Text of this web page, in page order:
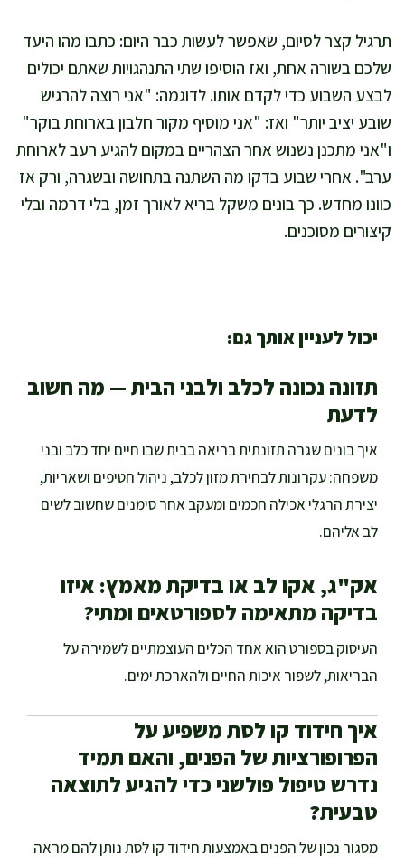
תרגיל קצר לסיום, שאפשר לעשות כבר היום: כתבו מהו היעד
שלכם בשורה אחת, ואז הוסיפו שתי התנהגויות שאתם יכולים
לבצע השבוע כדי לקדם אותו. לדוגמה: "אני רוצה להרגיש
שובע יציב יותר" ואז: "אני מוסיף מקור חלבון בארוחת בוקר"
ו"אני מתכנן נשנוש אחר הצהריים במקום להגיע רעב לארוחת
ערב". אחרי שבוע בדקו מה השתנה בתחושה ובשגרה, ורק אז
כוונו מחדש. כך בונים משקל בריא לאורך זמן, בלי דרמה ובלי
קיצורים מסוכנים.
יכול לעניין אותך גם:
תזונה נכונה לכלב ולבני הבית — מה חשוב
לדעת
איך בונים שגרה תזונתית בריאה בבית שבו חיים יחד כלב ובני
משפחה: עקרונות לבחירת מזון לכלב, ניהול חטיפים ושאריות,
יצירת הרגלי אכילה חכמים ומעקב אחר סימנים שחשוב לשים
לב אליהם.
אק"ג, אקו לב או בדיקת מאמץ: איזו
בדיקה מתאימה לספורטאים ומתי?
העיסוק בספורט הוא אחד הכלים העוצמתיים לשמירה על
הבריאות, לשפור איכות החיים ולהארכת ימים.
איך חידוד קו לסת משפיע על
הפרופורציות של הפנים, והאם תמיד
נדרש טיפול פולשני כדי להגיע לתוצאה
טבעית?
מסגור נכון של הפנים באמצעות חידוד קו לסת נותן להם מראה